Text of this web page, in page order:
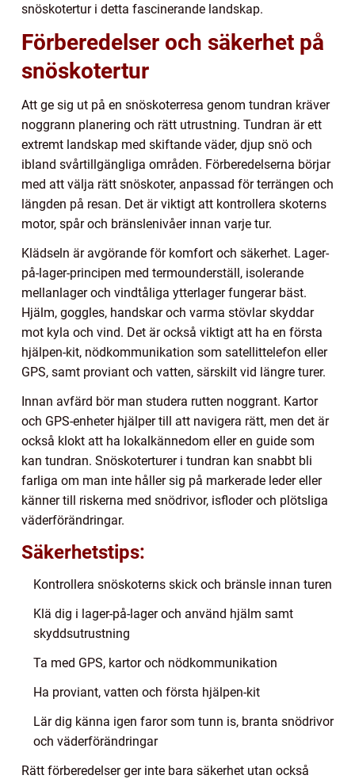
snöskotertur i detta fascinerande landskap.
Förberedelser och säkerhet på
snöskotertur
Att ge sig ut på en snöskoterresa genom tundran kräver
noggrann planering och rätt utrustning. Tundran är ett
extremt landskap med skiftande väder, djup snö och
ibland svårtillgängliga områden. Förberedelserna börjar
med att välja rätt snöskoter, anpassad för terrängen och
längden på resan. Det är viktigt att kontrollera skoterns
motor, spår och bränslenivåer innan varje tur.
Klädseln är avgörande för komfort och säkerhet. Lager-
på-lager-principen med termounderställ, isolerande
mellanlager och vindtåliga ytterlager fungerar bäst.
Hjälm, goggles, handskar och varma stövlar skyddar
mot kyla och vind. Det är också viktigt att ha en första
hjälpen-kit, nödkommunikation som satellittelefon eller
GPS, samt proviant och vatten, särskilt vid längre turer.
Innan avfärd bör man studera rutten noggrant. Kartor
och GPS-enheter hjälper till att navigera rätt, men det är
också klokt att ha lokalkännedom eller en guide som
kan tundran. Snöskoterturer i tundran kan snabbt bli
farliga om man inte håller sig på markerade leder eller
känner till riskerna med snödrivor, isfloder och plötsliga
väderförändringar.
Säkerhetstips:
Kontrollera snöskoterns skick och bränsle innan turen
Klä dig i lager-på-lager och använd hjälm samt
skyddsutrustning
Ta med GPS, kartor och nödkommunikation
Ha proviant, vatten och första hjälpen-kit
Lär dig känna igen faror som tunn is, branta snödrivor
och väderförändringar
Rätt förberedelser ger inte bara säkerhet utan också